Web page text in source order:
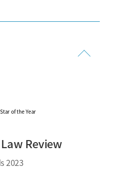
Review
2023